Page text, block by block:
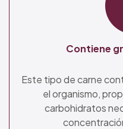
Contiene
Este tipo de carne
el organismo,
carbohidratos